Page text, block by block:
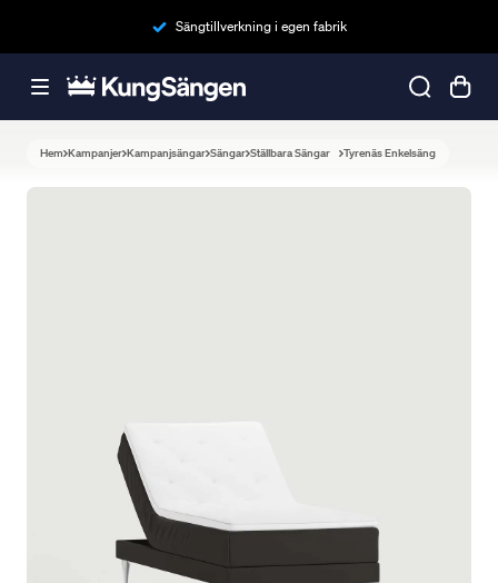
Sängtillverkning i egen fabrik
Hem Kampanjer Kampanjsängar Sängar Ställbara Sängar Tyrenäs Enkelsäng